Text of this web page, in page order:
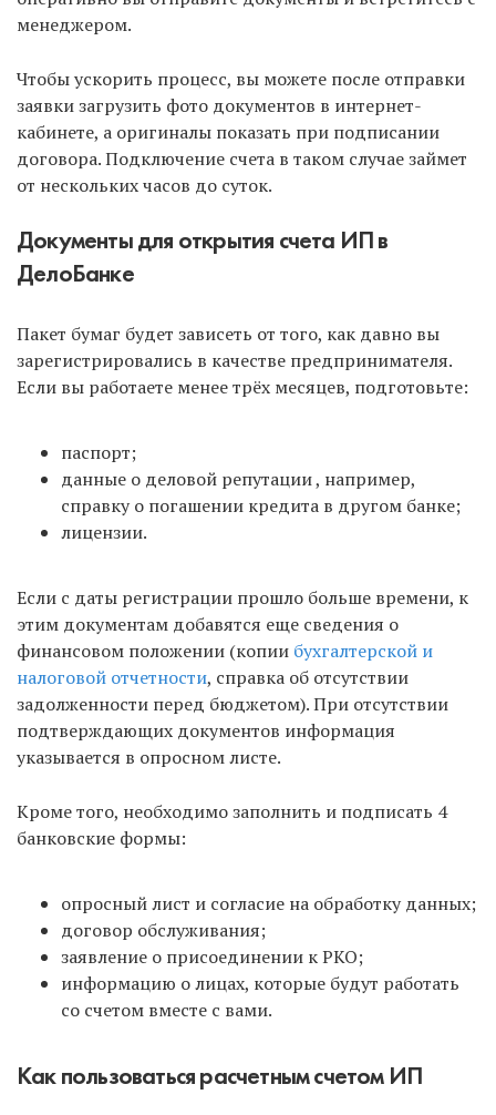
менеджером.
Чтобы ускорить процесс, вы можете после отправки
заявки загрузить фото документов в интернет-
кабинете, а оригиналы показать при подписании
договора. Подключение счета в таком случае займет
от нескольких часов до суток.
Документы для открытия счета ИП в
ДелоБанке
Пакет бумаг будет зависеть от того, как давно вы
зарегистрировались в качестве предпринимателя.
Если вы работаете менее трёх месяцев, подготовьте:
паспорт;
данные о деловой репутации , например,
справку о погашении кредита в другом банке;
лицензии.
Если с даты регистрации прошло больше времени, к
этим документам добавятся еще сведения о
финансовом положении (копии бухгалтерской и
налоговой отчетности, справка об отсутствии
задолженности перед бюджетом). При отсутствии
подтверждающих документов информация
указывается в опросном листе.
Кроме того, необходимо заполнить и подписать 4
банковские формы:
опросный лист и согласие на обработку данных;
договор обслуживания;
заявление о присоединении к РКО;
информацию о лицах, которые будут работать
со счетом вместе с вами.
Как пользоваться расчетным счетом ИП